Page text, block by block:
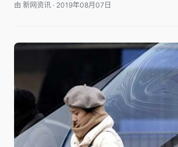
由 新网资讯 · 2019年08月07日